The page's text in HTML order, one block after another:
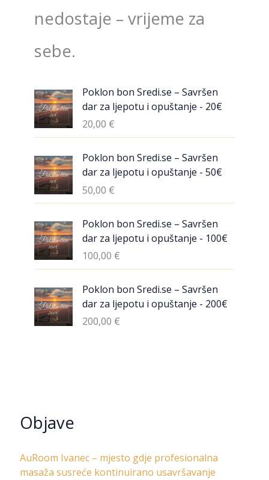
nedostaje – vrijeme za
sebe.
Poklon bon Sredi.se – Savršen
dar za ljepotu i opuštanje - 20€
20,00 €
Poklon bon Sredi.se – Savršen
dar za ljepotu i opuštanje - 50€
50,00 €
Poklon bon Sredi.se – Savršen
dar za ljepotu i opuštanje - 100€
100,00 €
Poklon bon Sredi.se – Savršen
dar za ljepotu i opuštanje - 200€
200,00 €
Objave
AuRoom Ivanec – mjesto gdje profesionalna
masaža susreće kontinuirano usavršavanje